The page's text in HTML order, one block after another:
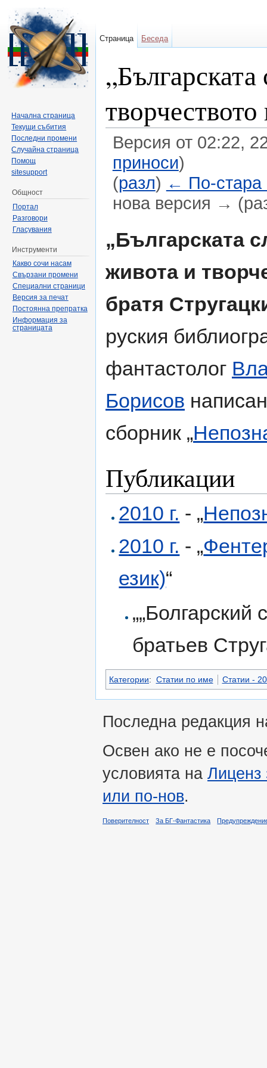
Версия от 02:22,
приноси)
(разл) ← По-стара
нова версия →
„Българската
живота и
братя
руския
фантастолог
Борисов
сборник „
Публикации
2010 г. - „
2010 г. - „
език)“
„„Болгарский
братьев
Категории: Статии по име Статии -
Страница Беседа
Начална страница
Текущи събития
Последни промени
Случайна страница
Помощ
sitesupport
Общност
Портал
Разговори
Гласувания
Инструменти
Какво сочи насам
Свързани промени
Специални страници
Версия за печат
Постоянна препратка
Информация за
страницата
Последна редакция
Освен ако не е
условията на Лиценз
или по-нов.
Поверителност За БГ-Фантастика